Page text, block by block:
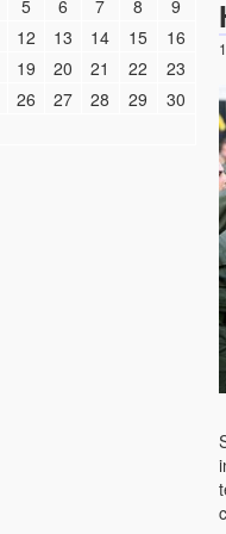
5 6 7 8
9
12 13 14 15
16
19 20 21 22
23
26 27 28 29
30